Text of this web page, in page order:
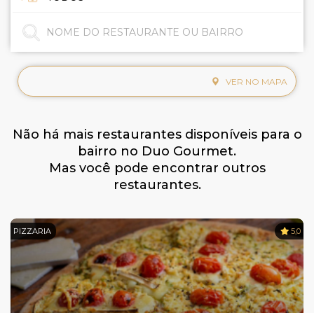
VER NO MAPA
Não há mais restaurantes disponíveis para o
bairro no Duo Gourmet.
Mas você pode encontrar outros
restaurantes.
PIZZARIA 5,0